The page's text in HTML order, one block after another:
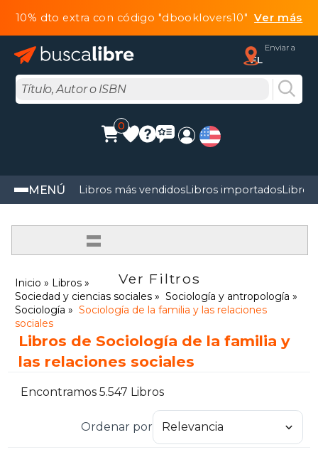
10% dto extra con código "dbooklovers10"Ver más
Enviar a
FL
0
MENÚ Libros más vendidosLibros importadosLibros
=
Ver Filtros
Inicio
Libros
Sociedad y ciencias sociales
Sociología y antropología
Sociología
Sociología de la familia y las relaciones
sociales
Libros de Sociología de la familia y
las relaciones sociales
Encontramos 5.547 Libros
Ordenar por